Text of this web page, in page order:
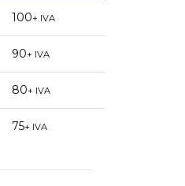
100+ IVA
90+ IVA
80+ IVA
75+ IVA